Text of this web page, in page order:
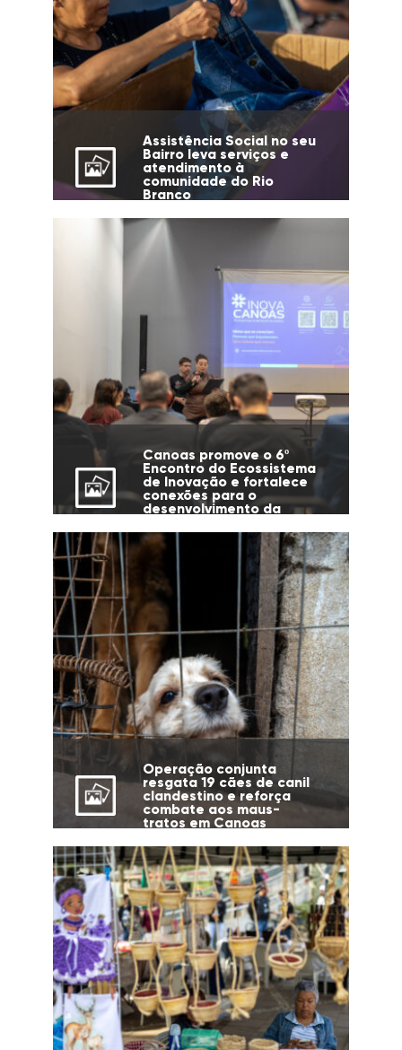
Assistência Social no seu
Bairro leva serviços e
atendimento à
comunidade do Rio
Branco
Canoas promove o 6º
Encontro do Ecossistema
de Inovação e fortalece
conexões para o
desenvolvimento da
Operação conjunta
resgata 19 cães de canil
clandestino e reforça
combate aos maus-
tratos em Canoas